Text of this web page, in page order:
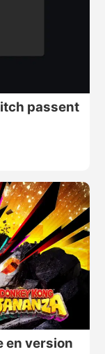
passent
en version